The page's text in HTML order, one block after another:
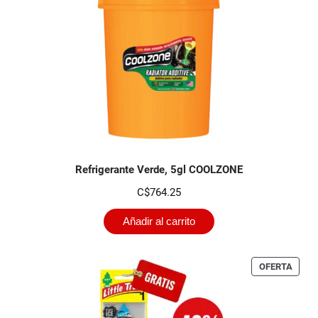
Refrigerante Verde, 5gl COOLZONE
C$764.25
Añadir al carrito
OFERTA
EN